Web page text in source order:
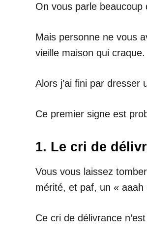
On vous parle
Mais personne ne vous
vieille maison qui craque.
Alors j’ai fini par dresser
Ce premier signe est
1. Le cri de
Vous vous laissez
mérité, et paf, un « aaah
Ce cri de délivrance